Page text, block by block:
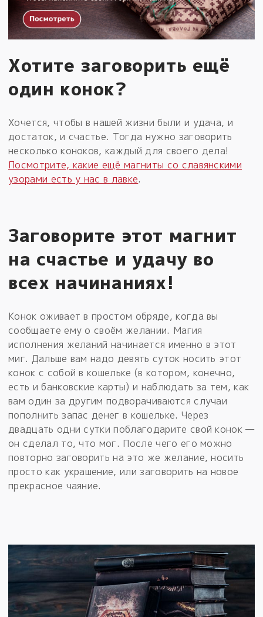
Хотите заговорить ещё
один конок?
Хочется, чтобы в нашей жизни были и удача, и
достаток, и счастье. Тогда нужно заговорить
несколько коноков, каждый для своего дела!
Посмотрите, какие ещё магниты со славянскими
узорами есть у нас в лавке.
Заговорите этот магнит
на счастье и удачу во
всех начинаниях!
Конок оживает в простом обряде, когда вы
сообщаете ему о своём желании. Магия
исполнения желаний начинается именно в этот
миг. Дальше вам надо девять суток носить этот
конок с собой в кошельке (в котором, конечно,
есть и банковские карты) и наблюдать за тем, как
вам один за другим подворачиваются случаи
пополнить запас денег в кошельке. Через
двадцать одни сутки поблагодарите свой конок —
он сделал то, что мог. После чего его можно
повторно заговорить на это же желание, носить
просто как украшение, или заговорить на новое
прекрасное чаяние.